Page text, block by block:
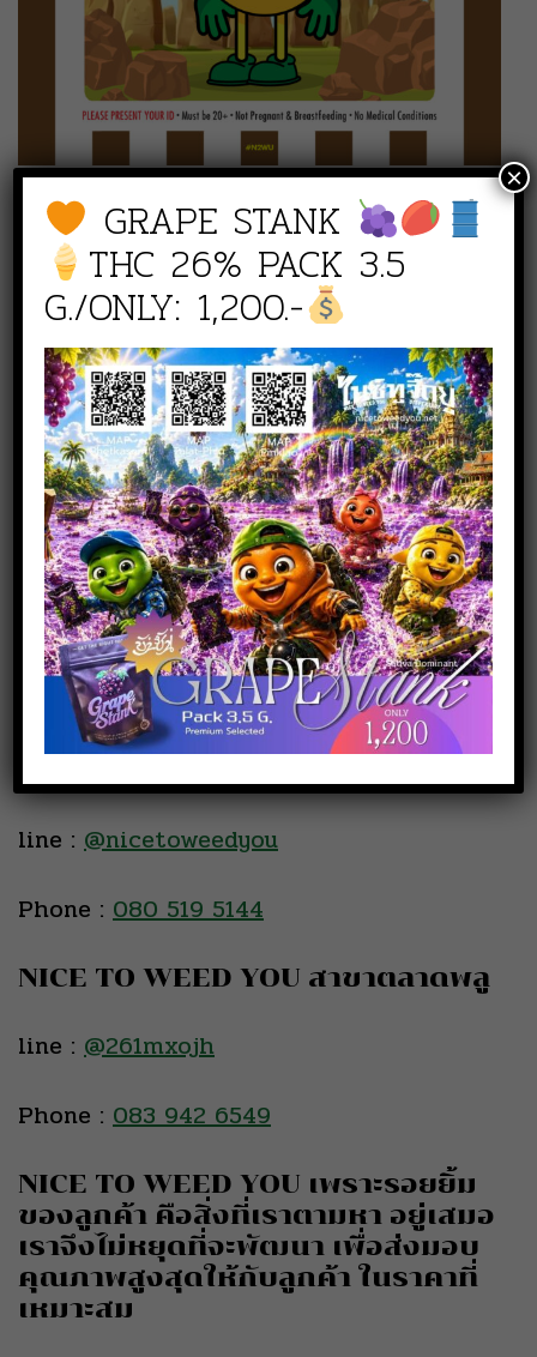
สั่งซื้อสินค้า
NICE TO WEED YOU สาขา
line : @nicetoweedyou
Phone : 080 519 5144
NICE TO WEED YOU สาขาตลาดพลู
line : @261mxojh
Phone : 083 942 6549
NICE TO WEED YOU เพราะรอยยิ้ม
ของลูกค้า คือสิ่งที่เราตามหา อยู่เสมอ
เราจึงไม่หยุดที่จะพัฒนา เพื่อส่งมอบ
คุณภาพสูงสุดให้กับลูกค้า ในราคาที่
เหมาะสม
GRAPE STANK
THC 26% PACK 3.5
G./ONLY: 1,200.-
×